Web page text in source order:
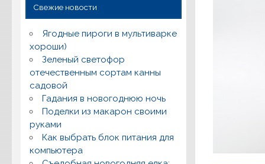
Свежие новости
Ягодные пироги в мультиварке
хороши)
Зеленый светофор
отечественным сортам канны
садовой
Гадания в новогоднюю ночь
Поделки из макарон своими
руками
Как выбрать блок питания для
компьютера